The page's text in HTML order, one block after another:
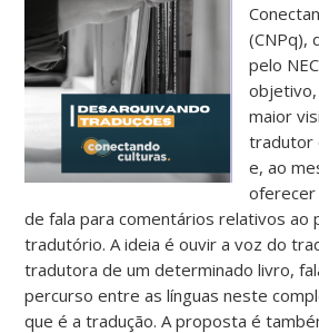
(CNPq),
pelo
maior
tradutor
e, ao
oferecer
de fala para comentários relativos ao
tradutório. A ideia é ouvir a voz do
tradutora de um determinado livro,
percurso entre as línguas neste
que é a tradução. A proposta é